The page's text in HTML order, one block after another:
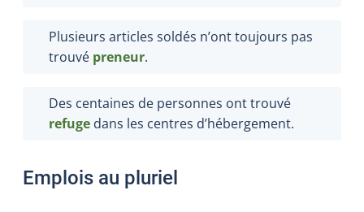
Plusieurs articles soldés n’ont toujours pas
trouvé preneur.
Des centaines de personnes ont trouvé
refuge dans les centres d’hébergement.
Emplois au pluriel